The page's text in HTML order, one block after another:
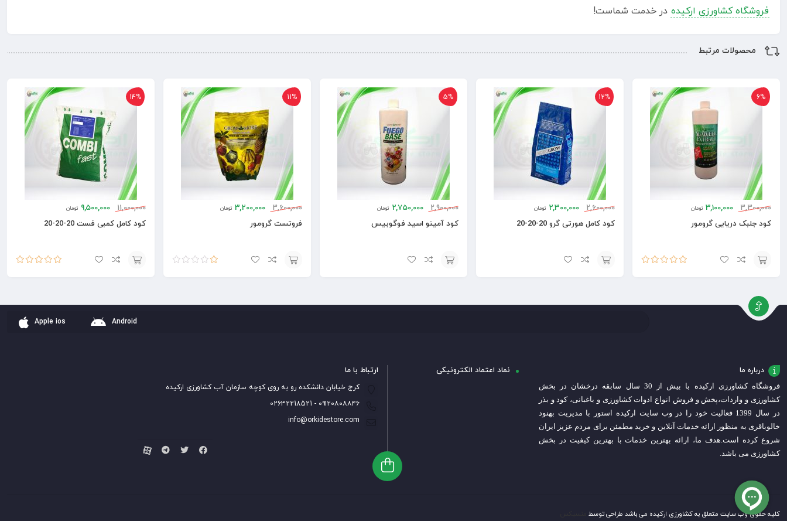
فروشگاه کشاورزی ارکیده در خدمت شماست!
محصولات مرتبط
6%
3,300,000
3,100,000 تومان
کود جلبک دریایی گرومور
به
سبد
12%
2,600,000
2,300,000 تومان
کود کامل هورتی گرو 20-20-20
5%
2,900,000
2,750,000 تومان
کود آمینو اسید فوگوبیس
11%
3,600,000
3,200,000 تومان
فروتست گرومور
14%
11,000,000
9,500,000 تومان
کود کامل کمبی فست 20-20-20
Apple ios Android
درباره ما
فروشگاه کشاورزی ارکیده با بیش از 30 سال سابقه درخشان در بخش
کشاورزی و واردات،پخش و فروش انواع ادوات کشاورزی و باغبانی، کود و بذر
در سال 1399 فعالیت خود را در وب سایت ارکیده استور با مدیریت بهنود
خالوباقری به منظور ارائه خدمات آنلاین و خرید مطمئن برای مردم عزیز ایران
شروع کرده است.هدف ما، ارائه بهترین خدمات با بهترین کیفیت در بخش
کشاورزی می باشد.
نماد اعتماد الکترونیکی ارتباط با ما
کرج خیابان دانشکده رو به روی کوچه سازمان آب کشاورزی ارکیده
۰۹۱۲۰۸۰۸۸۴۶ - 02632218521
info@orkidestore.com
کلیه حقوق وب سایت متعلق به کشاورزی ارکیده می باشد طراحی توسط